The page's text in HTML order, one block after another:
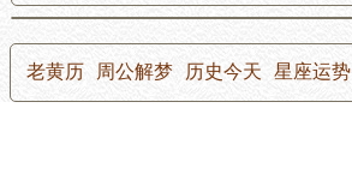
老黄历 周公解梦 历史今天 星座运势